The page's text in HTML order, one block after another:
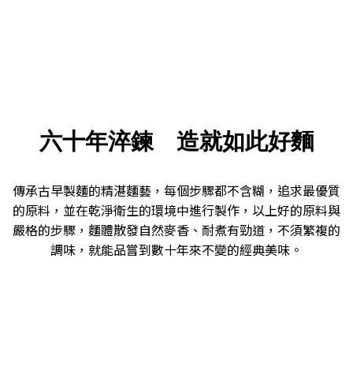
六十年淬鍊 造就如此好麵
傳承古早製麵的精湛麵藝，每個步驟都不含糊，追求最優質
的原料，並在乾淨衛生的環境中進行製作，以上好的原料與
嚴格的步驟，麵體散發自然麥香、耐煮有勁道，不須繁複的
調味，就能品嘗到數十年來不變的經典美味。